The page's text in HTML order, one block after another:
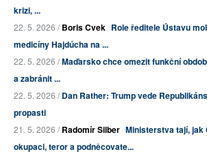
krizi, ...
22. 5. 2026 /Boris Cvek Role ředitele Ústavu
medicíny Hajdúcha na ...
22. 5. 2026 /Maďarsko chce omezit funkční
a zabránit ...
22. 5. 2026 /Dan Rather: Trump vede
propasti
21. 5. 2026 /Radomír Silber Ministerstva tají, jak
okupaci, teror a podněcovate...